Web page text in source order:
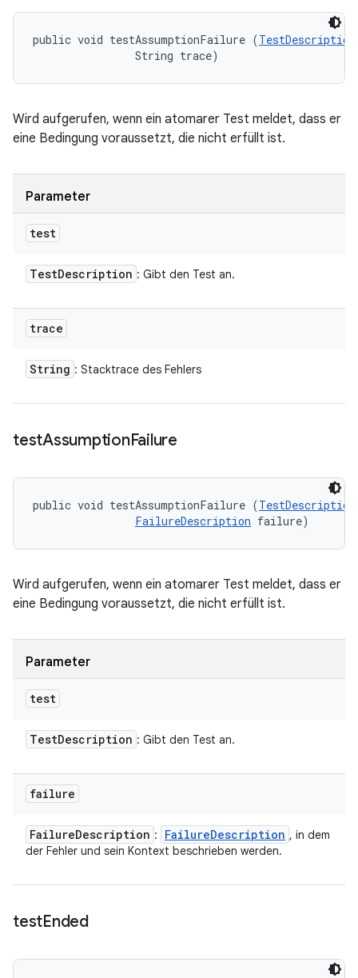
public void testAssumptionFailure (TestDescription
                String trace)
Wird aufgerufen, wenn ein atomarer Test meldet, dass er
eine Bedingung voraussetzt, die nicht erfüllt ist.
Parameter
test
TestDescription : Gibt den Test an.
trace
String : Stacktrace des Fehlers
testAssumptionFailure
public void testAssumptionFailure (TestDescription
FailureDescription failure)
Wird aufgerufen, wenn ein atomarer Test meldet, dass er
eine Bedingung voraussetzt, die nicht erfüllt ist.
Parameter
test
TestDescription : Gibt den Test an.
failure
FailureDescription : FailureDescription , in dem
der Fehler und sein Kontext beschrieben werden.
testEnded